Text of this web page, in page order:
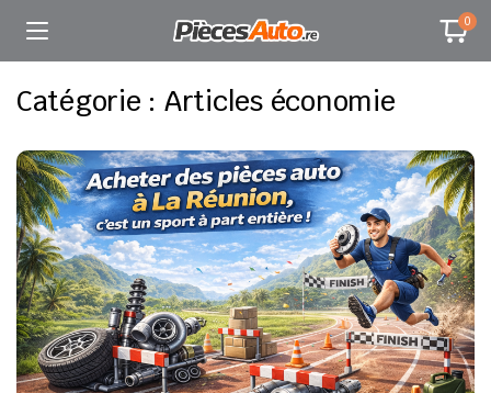
0
Catégorie : Articles économie